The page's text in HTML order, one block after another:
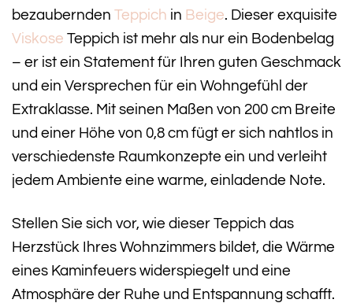
bezaubernden Teppich in Beige. Dieser exquisite
Viskose Teppich ist mehr als nur ein Bodenbelag
– er ist ein Statement für Ihren guten Geschmack
und ein Versprechen für ein Wohngefühl der
Extraklasse. Mit seinen Maßen von 200 cm Breite
und einer Höhe von 0,8 cm fügt er sich nahtlos in
verschiedenste Raumkonzepte ein und verleiht
jedem Ambiente eine warme, einladende Note.
Stellen Sie sich vor, wie dieser Teppich das
Herzstück Ihres Wohnzimmers bildet, die Wärme
eines Kaminfeuers widerspiegelt und eine
Atmosphäre der Ruhe und Entspannung schafft.